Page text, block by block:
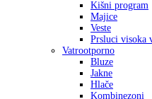
Kišni program
Majice
Veste
Prsluci visoka
Vatrootporno
Bluze
Jakne
Hlače
Kombinezoni